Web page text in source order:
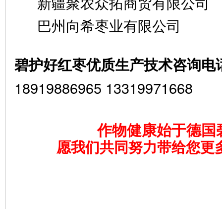
新疆聚农众拓商贸有限公司
巴州向希枣业有限公司
碧护好红枣优质生产技术咨询电
18919886965 13319971668
作物健康始于德国
愿我们共同努力带给您更